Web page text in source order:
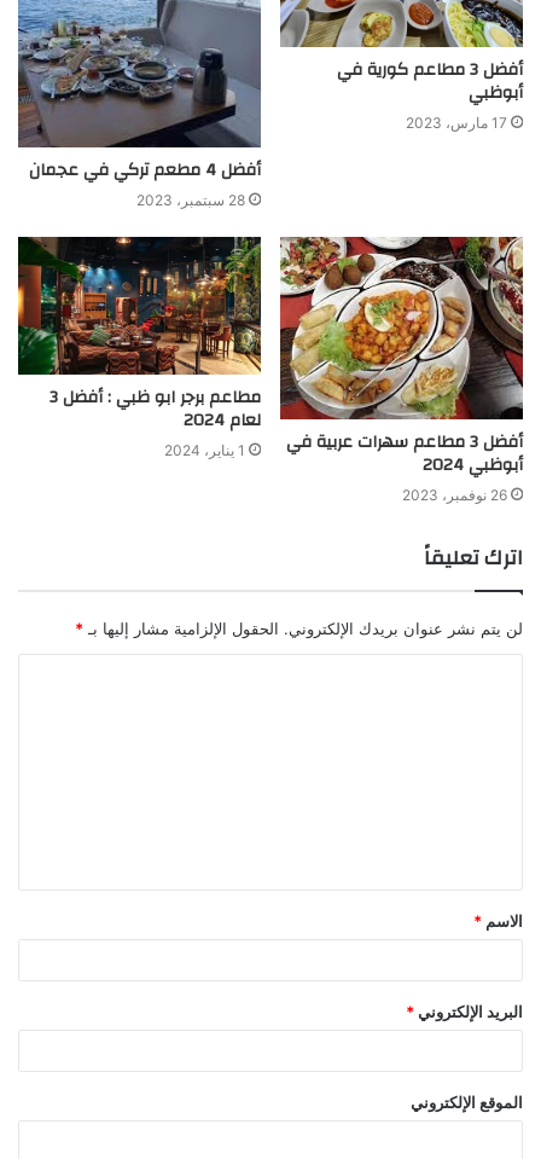
أفضل 3 مطاعم كورية في
أبوظبي
17 مارس، 2023
أفضل 4 مطعم تركي في عجمان
28 سبتمبر، 2023
أفضل 3 مطاعم سهرات عربية في
أبوظبي 2024
26 نوفمبر، 2023
مطاعم برجر ابو ظبي : أفضل 3
لعام 2024
1 يناير، 2024
اترك تعليقاً
لن يتم نشر عنوان بريدك الإلكتروني. الحقول الإلزامية مشار إليها بـ *
الاسم *
البريد الإلكتروني *
الموقع الإلكتروني